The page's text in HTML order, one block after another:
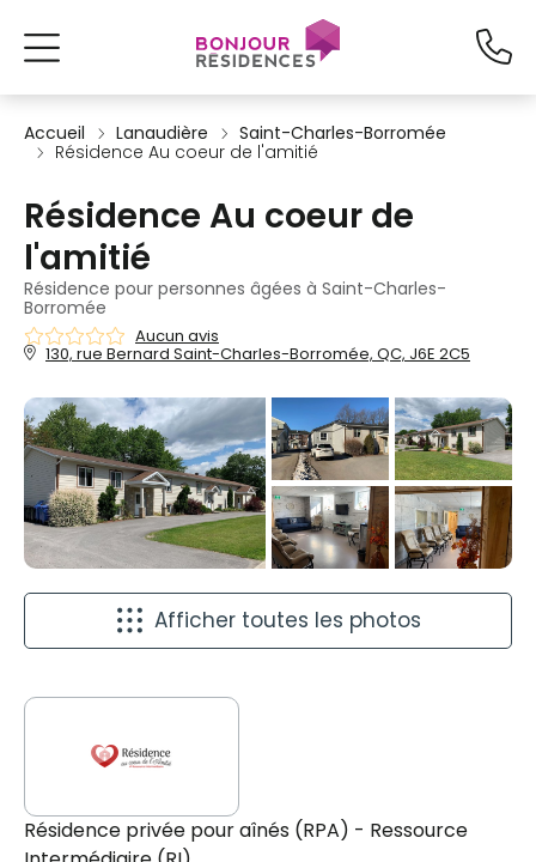
Accueil Lanaudière
Saint-Charles-Borromée
Résidence Au coeur de l'amitié
Résidence Au coeur de
l'amitié
Résidence pour personnes âgées à Saint-Charles-
Borromée
Aucun avis
130, rue Bernard Saint-Charles-Borromée, QC, J6E 2C5
Afficher toutes les photos
Résidence privée pour aînés (RPA) - Ressource